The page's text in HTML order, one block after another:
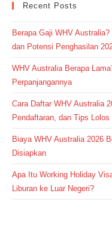
Recent Posts
Berapa Gaji WHV
dan Potensi Penghasilan
WHV Australia Berapa
Perpanjangannya
Cara Daftar WHV Australia
Pendaftaran, dan Tips Lolos
Biaya WHV Australia 2026
Disiapkan
Apa Itu Working Holiday
Liburan ke Luar Negeri?